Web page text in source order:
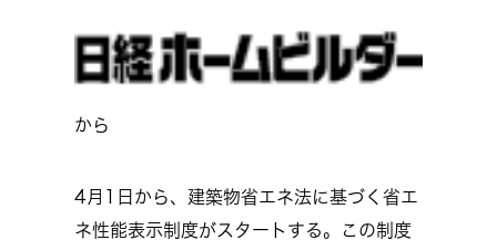
から
4月1日から、建築物省エネ法に基づく省エ
ネ性能表示制度がスタートする。この制度